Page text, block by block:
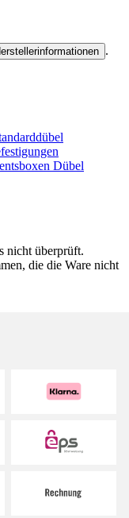
.
Dübel
nicht überprüft.
die die Ware nicht